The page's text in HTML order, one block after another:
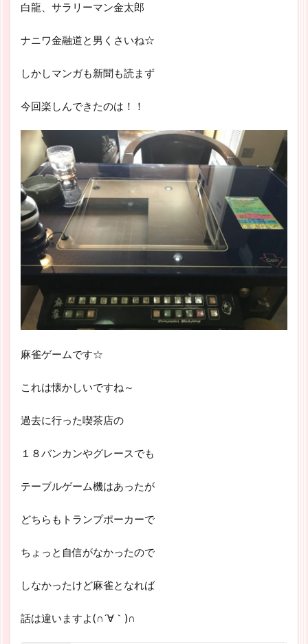
白龍、サラリーマン金太郎
ナニワ金融道と男くさいね☆
しかしマンガも新聞も読まず
今回楽しんできたのは！！
麻雀ゲームです☆
これは懐かしいですね～
過去に行った喫茶店の
１８バンカンやグレースでも
テーブルゲーム機はあったが
どちらもトランプポーカーで
ちょっと自信がなかったので
しなかったけど麻雀となれば
話は違いますよ(∩´∀｀)∩